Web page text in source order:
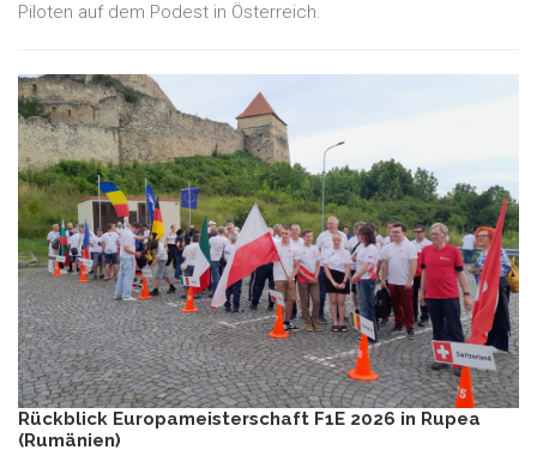
Piloten auf dem Podest in Österreich.
Rückblick Europameisterschaft F1E 2026 in Rupea
(Rumänien)